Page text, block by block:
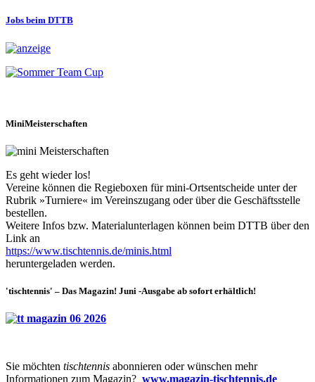
Jobs beim DTTB
MiniMeisterschaften
Es geht wieder los!
Vereine können die Regieboxen für mini-Ortsentscheide unter der
Rubrik »Turniere« im Vereinszugang oder über die Geschäftsstelle
bestellen.
Weitere Infos bzw. Materialunterlagen können beim DTTB über den
Link an
https://www.tischtennis.de/minis.html
heruntergeladen werden.
'tischtennis' – Das Magazin! Juni -Ausgabe ab sofort erhältlich!
Sie möchten tischtennis abonnieren oder wünschen mehr
Informationen zum Magazin? www.magazin-tischtennis.de